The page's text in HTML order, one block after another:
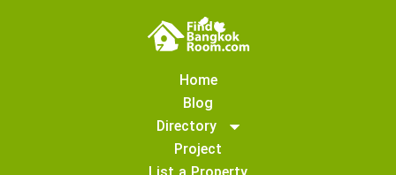
Home
Blog
Directory
Project